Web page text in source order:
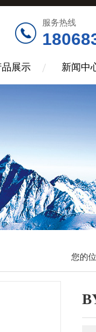
服务热线
品展示 新闻中
您的